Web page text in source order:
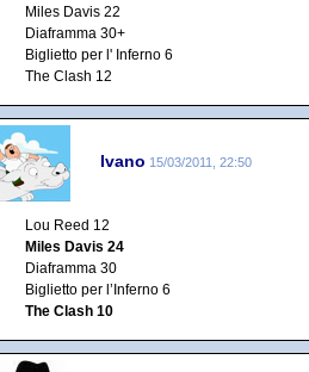
Miles Davis 22
Diaframma 30+
Biglietto per l' Inferno 6
The Clash 12
Ivano 15/03/2011, 22:50
Lou Reed 12
Miles Davis 24
Diaframma 30
Biglietto per l’Inferno 6
The Clash 10